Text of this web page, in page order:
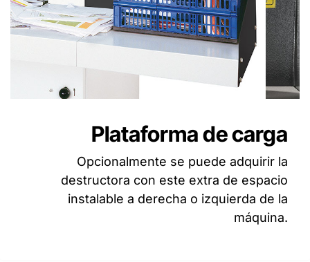
Plataforma de carga
Opcionalmente se puede adquirir la
destructora con este extra de espacio
instalable a derecha o izquierda de la
máquina.